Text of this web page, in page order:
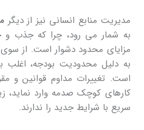
مدیریت منابع انسانی نیز از دیگر
به شمار می ‌رود، چرا که جذب و
مزایای محدود دشوار است. از
به دلیل محدودیت بودجه،
است. تغییرات مداوم قوانین و
کارهای کوچک صدمه وارد نماید،
سریع با شرایط جدید را ندارند.